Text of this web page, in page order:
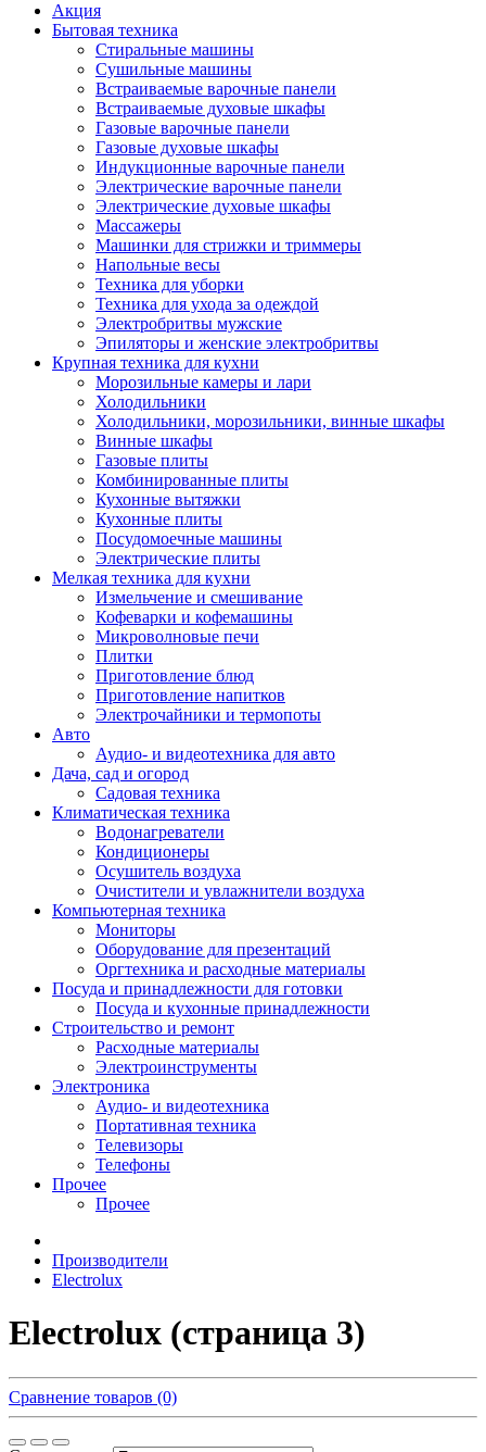
Акция
Бытовая техника
Стиральные машины
Сушильные машины
Встраиваемые варочные панели
Встраиваемые духовые шкафы
Газовые варочные панели
Газовые духовые шкафы
Индукционные варочные панели
Электрические варочные панели
Электрические духовые шкафы
Массажеры
Машинки для стрижки и триммеры
Напольные весы
Техника для уборки
Техника для ухода за одеждой
Электробритвы мужские
Эпиляторы и женские электробритвы
Крупная техника для кухни
Морозильные камеры и лари
Холодильники
Холодильники, морозильники, винные шкафы
Винные шкафы
Газовые плиты
Комбинированные плиты
Кухонные вытяжки
Кухонные плиты
Посудомоечные машины
Электрические плиты
Мелкая техника для кухни
Измельчение и смешивание
Кофеварки и кофемашины
Микроволновые печи
Плитки
Приготовление блюд
Приготовление напитков
Электрочайники и термопоты
Авто
Аудио- и видеотехника для авто
Дача, сад и огород
Садовая техника
Климатическая техника
Водонагреватели
Кондиционеры
Осушитель воздуха
Очистители и увлажнители воздуха
Компьютерная техника
Мониторы
Оборудование для презентаций
Оргтехника и расходные материалы
Посуда и принадлежности для готовки
Посуда и кухонные принадлежности
Строительство и ремонт
Расходные материалы
Электроинструменты
Электроника
Аудио- и видеотехника
Портативная техника
Телевизоры
Телефоны
Прочее
Прочее
Производители
Electrolux
Electrolux (страница 3)
Сравнение товаров (0)